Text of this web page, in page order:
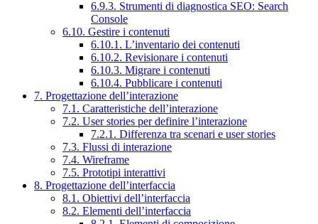
6.9.3. Strumenti di diagnostica SEO: Search
Console
6.10. Gestire i contenuti
6.10.1. L’inventario dei contenuti
6.10.2. Revisionare i contenuti
6.10.3. Migrare i contenuti
6.10.4. Pubblicare i contenuti
7. Progettazione dell’interazione
7.1. Caratteristiche dell’interazione
7.2. User stories per definire l’interazione
7.2.1. Differenza tra scenari e user stories
7.3. Flussi di interazione
7.4. Wireframe
7.5. Prototipi interattivi
8. Progettazione dell’interfaccia
8.1. Obiettivi dell’interfaccia
8.2. Elementi dell’interfaccia